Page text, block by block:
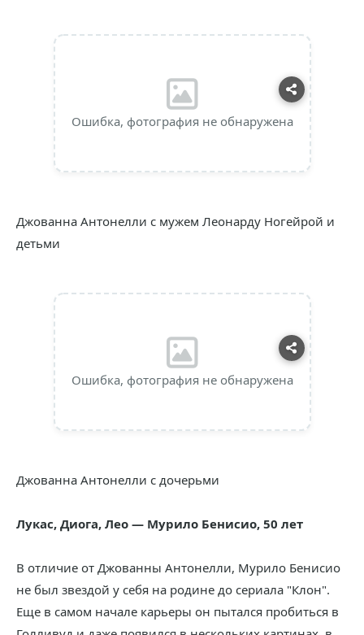
Ошибка, фотография не обнаружена
Джованна Антонелли с мужем Леонарду Ногейрой и
детьми
Ошибка, фотография не обнаружена
Джованна Антонелли с дочерьми
Лукас, Диога, Лео — Мурило Бенисио, 50 лет
В отличие от Джованны Антонелли, Мурило Бенисио
не был звездой у себя на родине до сериала "Клон".
Еще в самом начале карьеры он пытался пробиться в